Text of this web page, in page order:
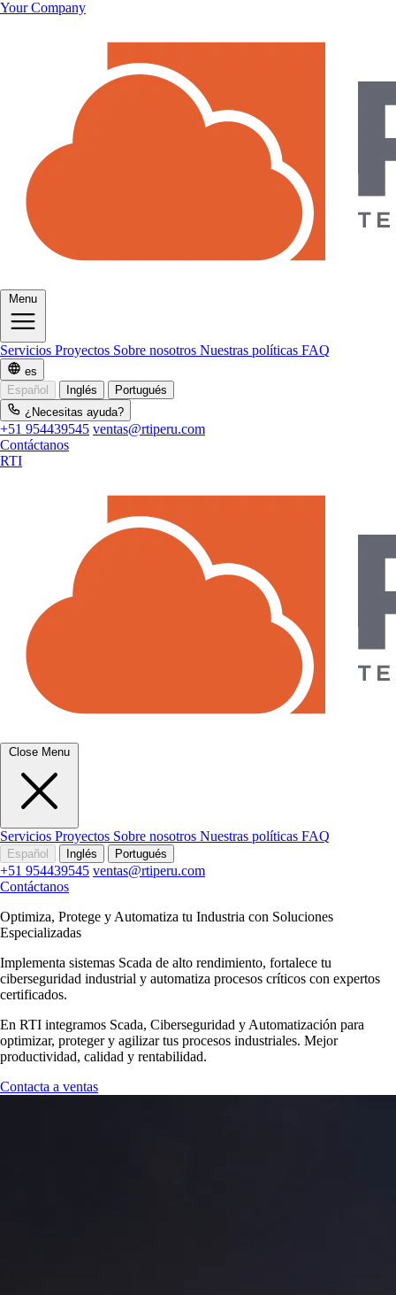
Your Company
Menu
Servicios Proyectos Sobre nosotros Nuestras políticas FAQ
es
Español
Inglés
Portugués
¿Necesitas ayuda?
+51 954439545 ventas@rtiperu.com
Contáctanos
RTI
Close Menu
Servicios Proyectos Sobre nosotros Nuestras políticas FAQ
Español Inglés Portugués
+51 954439545 ventas@rtiperu.com
Contáctanos
Optimiza, Protege y Automatiza tu Industria con Soluciones
Especializadas
Implementa sistemas Scada de alto rendimiento, fortalece tu
ciberseguridad industrial y automatiza procesos críticos con expertos
certificados.
En RTI integramos Scada, Ciberseguridad y Automatización para
optimizar, proteger y agilizar tus procesos industriales. Mejor
productividad, calidad y rentabilidad.
Contacta a ventas